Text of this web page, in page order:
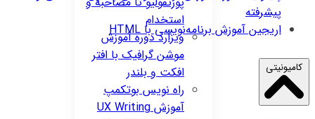
استخدام
ویزارددوره آموزش
موشن گرافیک با افتر
افکت و بلندر
راه نویسبوتکمپ
آموزش UX Writing
پیشرفته
اریجینآموزش برنامه‌نویسی با HTML
کامیونیتی